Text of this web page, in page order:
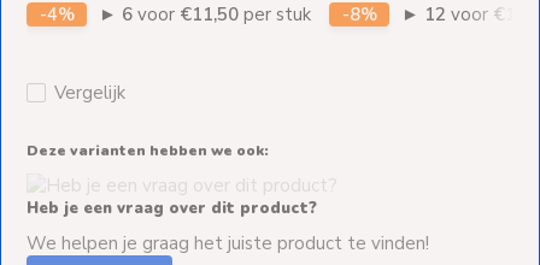
-4%
► 6 voor €11,50 per stuk -8% ► 12 voor €11,-
Vergelijk
Deze varianten hebben we ook:
Heb je een vraag over dit product?
We helpen je graag het juiste product te vinden!